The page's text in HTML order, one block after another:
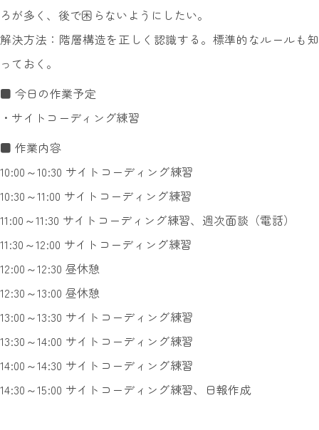
ろが多く、後で困らないようにしたい。
解決方法：階層構造を正しく認識する。標準的なルールも知
っておく。
■ 今日の作業予定
・サイトコーディング練習
■ 作業内容
10:00～10:30 サイトコーディング練習
10:30～11:00 サイトコーディング練習
11:00～11:30 サイトコーディング練習、週次面談（電話）
11:30～12:00 サイトコーディング練習
12:00～12:30 昼休憩
12:30～13:00 昼休憩
13:00～13:30 サイトコーディング練習
13:30～14:00 サイトコーディング練習
14:00～14:30 サイトコーディング練習
14:30～15:00 サイトコーディング練習、日報作成